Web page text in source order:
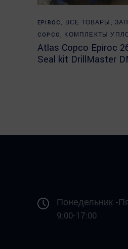
READ
EPIROC , ВСЕ ТОВАРЫ ,
COPCO , КОМПЛЕКТЫ
Atlas Copco Epiroc
Seal kit DrillMaster
Понедельник -
9:00-17:00